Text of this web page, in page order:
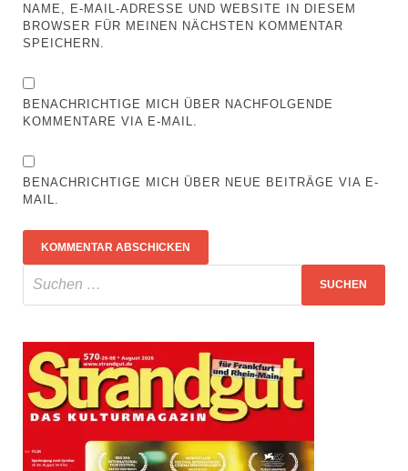
NAME, E-MAIL-ADRESSE UND WEBSITE IN DIESEM
BROWSER FÜR MEINEN NÄCHSTEN KOMMENTAR
SPEICHERN.
BENACHRICHTIGE MICH ÜBER NACHFOLGENDE
KOMMENTARE VIA E-MAIL.
BENACHRICHTIGE MICH ÜBER NEUE BEITRÄGE VIA E-
MAIL.